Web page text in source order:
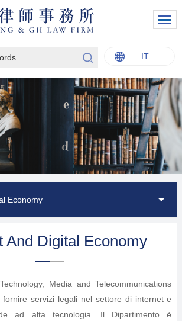
IT
English
Italiano
Français
Economy
And Digital Economy
Media and Telecommunications
servizi legali nel settore di internet e
ad alta tecnologia. Il Dipartimento è